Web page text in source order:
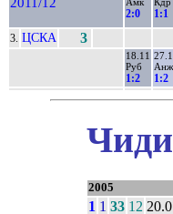
2011/12
Амк
2:0
Кдр
1:1
3. ЦСКА 3
18.11
Руб
1:2
Анж
1:2
2005
1 1 33 12